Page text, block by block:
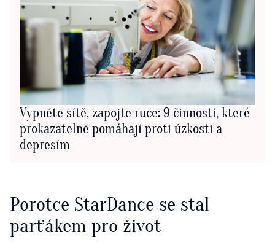
Vypněte sítě, zapojte ruce: 9 činností, které
prokazatelně pomáhají proti úzkosti a
depresím
Porotce StarDance se stal
parťákem pro život